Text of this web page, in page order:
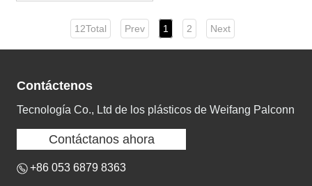
12Total Prev 1 2 Next
Contáctenos
Tecnología Co., Ltd de los plásticos de Weifang Palconn
Contáctanos ahora
+86 053 6879 8363